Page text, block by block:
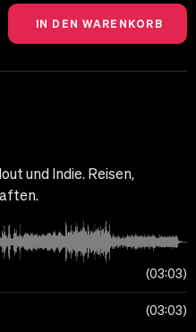
und Indie. Reisen,
03:03
03:03